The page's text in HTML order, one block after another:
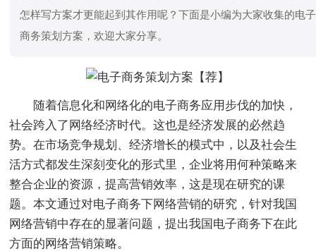
怎样写方案才更能起到其作用呢？下面是小编为大家收集的电子
商务策划方案，欢迎大家分享。
随着信息化和网络化的电子商务应用步伐的加快，
社会跨入了网络经济时代。这也是经济发展的必然趋
势。在市场竞争规划、经济增长的模式中，以及社会生
活方式都发生深刻变化的形式里，企业将用何种策略来
整合企业的资源，提高营销效率，这是现在研究的课
题。本文通过对电子商务下网络营销的研究，针对我国
网络营销中存在的显著问题，提出我国电子商务下在此
方面的网络营销策略。